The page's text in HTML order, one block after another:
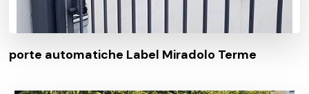
porte automatiche Label Miradolo Terme